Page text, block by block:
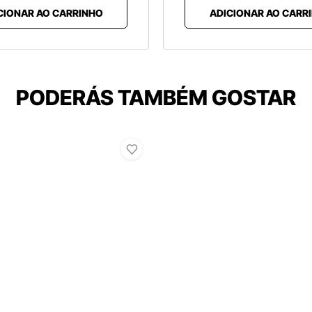
AO CARRINHO ADICIONAR AO
PODERÁS TAMBÉM GOSTAR